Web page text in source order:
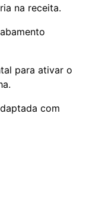
na receita.
para ativar o
com